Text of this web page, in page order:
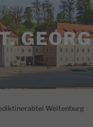
GEORG
Weltenburg